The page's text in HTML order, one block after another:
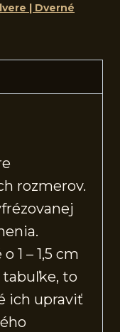
| Dverné
rozmerov.
1 – 1,5 cm
tabuľke, to
ich upraviť